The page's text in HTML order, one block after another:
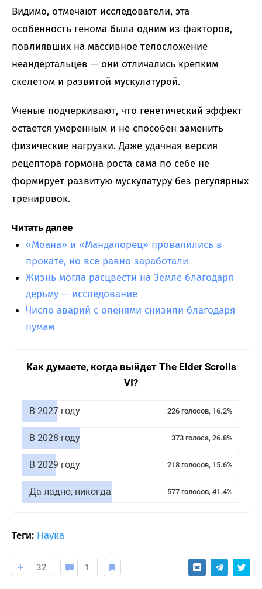
Видимо, отмечают исследователи, эта
особенность генома была одним из факторов,
повлиявших на массивное телосложение
неандертальцев — они отличались крепким
скелетом и развитой мускулатурой.
Ученые подчеркивают, что генетический эффект
остается умеренным и не способен заменить
физические нагрузки. Даже удачная версия
рецептора гормона роста сама по себе не
формирует развитую мускулатуру без регулярных
тренировок.
Читать далее
«Моана» и «Мандалорец» провалились в
прокате, но все равно заработали
Жизнь могла расцвести на Земле благодаря
дерьму — исследование
Число аварий с оленями снизили благодаря
пумам
Как думаете, когда выйдет The Elder Scrolls
VI?
В 2027 году 226 голосов, 16.2%
В 2028 году 373 голоса, 26.8%
В 2029 году 218 голосов, 15.6%
Да ладно, никогда 577 голосов, 41.4%
Теги: Наука
32 1